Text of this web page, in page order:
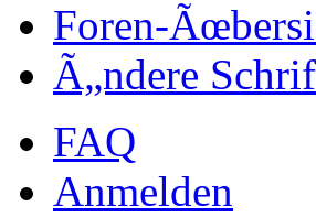
Foren-
Ã„ndere
FAQ
Anmelden